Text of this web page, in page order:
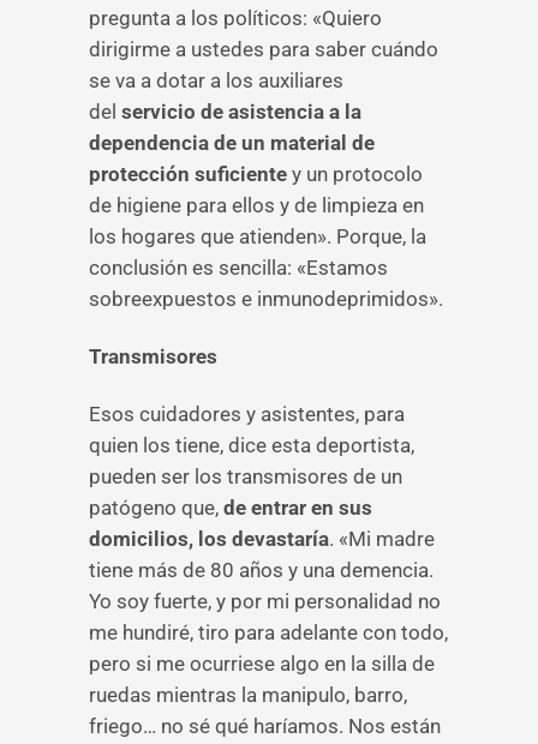
pregunta a los políticos: «Quiero
dirigirme a ustedes para saber cuándo
se va a dotar a los auxiliares
del servicio de asistencia a la
dependencia de un material de
protección suficiente y un protocolo
de higiene para ellos y de limpieza en
los hogares que atienden». Porque, la
conclusión es sencilla: «Estamos
sobreexpuestos e inmunodeprimidos».
Transmisores
Esos cuidadores y asistentes, para
quien los tiene, dice esta deportista,
pueden ser los transmisores de un
patógeno que, de entrar en sus
domicilios, los devastaría. «Mi madre
tiene más de 80 años y una demencia.
Yo soy fuerte, y por mi personalidad no
me hundiré, tiro para adelante con todo,
pero si me ocurriese algo en la silla de
ruedas mientras la manipulo, barro,
friego… no sé qué haríamos. Nos están